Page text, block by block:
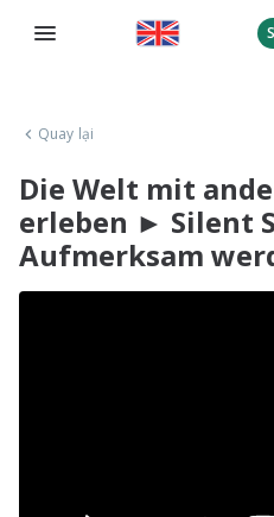
Quay lại
Die Welt mit
erleben ► Silent
Aufmerksam